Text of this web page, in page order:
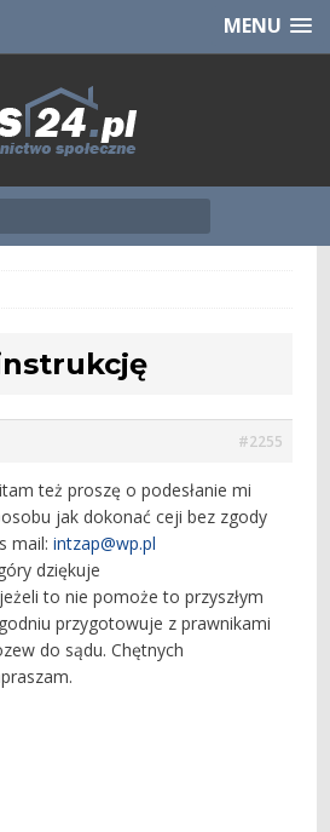
CHCĘ [klik]MENU
#2255
też proszę o podesłanie mi
jak dokonać ceji bez zgody
mail:intzap@wp.pl
dziękuje
to nie pomoże to przyszłym
przygotowuje z prawnikami
do sądu. Chętnych